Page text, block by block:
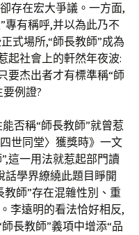
存在宏大爭議。一方面,
專有稱呼,并以為此乃不
式場所,“師長教師”成為
起社會上的軒然年夜波:
要杰出者才有標準稱“師
例證?
否稱“師長教師”就曾惹
世同堂〉獲獎時》一文
這一用法就惹起部門讀
話學界繚繞此題目睜開
師”存在混雜性別、重
李遠明的看法恰好相反,
長教師”義項中增添“品